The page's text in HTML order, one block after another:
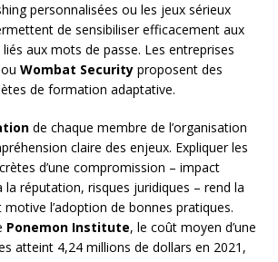
personnalisées ou les jeux sérieux
de sensibiliser efficacement aux
aux mots de passe. Les entreprises
Wombat Security proposent des
de formation adaptative.
de chaque membre de l’organisation
claire des enjeux. Expliquer les
d’une compromission – impact
réputation, risques juridiques – rend la
l’adoption de bonnes pratiques.
Ponemon Institute, le coût moyen d’une
atteint 4,24 millions de dollars en 2021,